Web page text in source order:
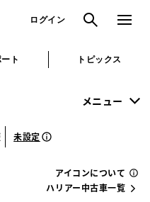
ログイン 検索 メニュ
ト トピックス
メニュー
未設定
アイコンについて
ハリアー中古車一覧